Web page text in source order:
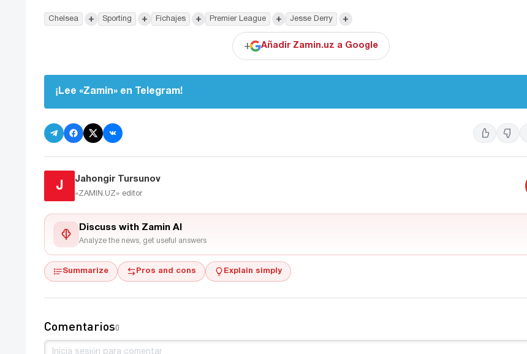
Chelsea + Sporting + Fichajes + Premier League + Jesse Derry +
+ Añadir Zamin.uz a Google
¡Lee «Zamin» en Telegram!
J
Jahongir Tursunov
«ZAMIN.UZ» editor
Discuss with Zamin AI
Analyze the news, get useful answers
Summarize Pros and cons Explain simply
Comentarios0